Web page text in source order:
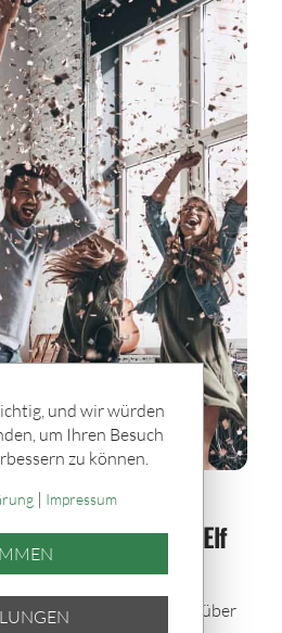
der Woche: Elf
durften sich elf Spieler über
und wir würden
um Ihren Besuch
zu können.
| Impressum